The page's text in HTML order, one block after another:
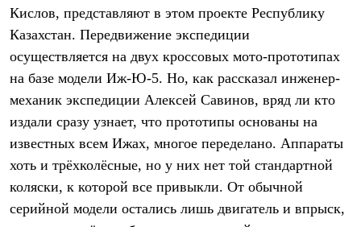
Комплект термобелья
Снаряжение
Палатки и тенты
Палатки
Тенты
Аксессуары для палаток
Рюкзаки
Легкоходные
Альпинистские
Городские
Аксессуары для рюкзаков
Спальные мешки
Пуховые
Кислов, представляют в этом проекте Республику
Казахстан. Передвижение экспедиции
осуществляется на двух кроссовых мото-прототипах
на базе модели Иж-Ю-5. Но, как рассказал инженер-
механик экспедиции Алексей Савинов, вряд ли кто
издали сразу узнает, что прототипы основаны на
известных всем Ижах, многое переделано. Аппараты
хоть и трёхколёсные, но у них нет той стандартной
коляски, к которой все привыкли. От обычной
серийной модели остались лишь двигатель и впрыск,